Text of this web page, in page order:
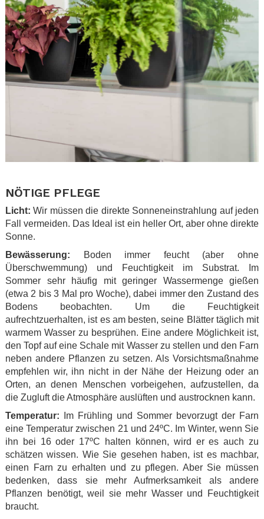
NÖTIGE PFLEGE
Licht: Wir müssen die direkte Sonneneinstrahlung auf jeden
Fall vermeiden. Das Ideal ist ein heller Ort, aber ohne direkte
Sonne.
Bewässerung: Boden immer feucht (aber ohne
Überschwemmung) und Feuchtigkeit im Substrat. Im
Sommer sehr häufig mit geringer Wassermenge gießen
(etwa 2 bis 3 Mal pro Woche), dabei immer den Zustand des
Bodens beobachten. Um die Feuchtigkeit
aufrechtzuerhalten, ist es am besten, seine Blätter täglich mit
warmem Wasser zu besprühen. Eine andere Möglichkeit ist,
den Topf auf eine Schale mit Wasser zu stellen und den Farn
neben andere Pflanzen zu setzen. Als Vorsichtsmaßnahme
empfehlen wir, ihn nicht in der Nähe der Heizung oder an
Orten, an denen Menschen vorbeigehen, aufzustellen, da
die Zugluft die Atmosphäre auslüften und austrocknen kann.
Temperatur: Im Frühling und Sommer bevorzugt der Farn
eine Temperatur zwischen 21 und 24ºC. Im Winter, wenn Sie
ihn bei 16 oder 17ºC halten können, wird er es auch zu
schätzen wissen. Wie Sie gesehen haben, ist es machbar,
einen Farn zu erhalten und zu pflegen. Aber Sie müssen
bedenken, dass sie mehr Aufmerksamkeit als andere
Pflanzen benötigt, weil sie mehr Wasser und Feuchtigkeit
braucht.